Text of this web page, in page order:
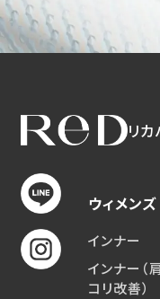
リカ
ウィメンズ
インナー
インナー（
コリ改善）